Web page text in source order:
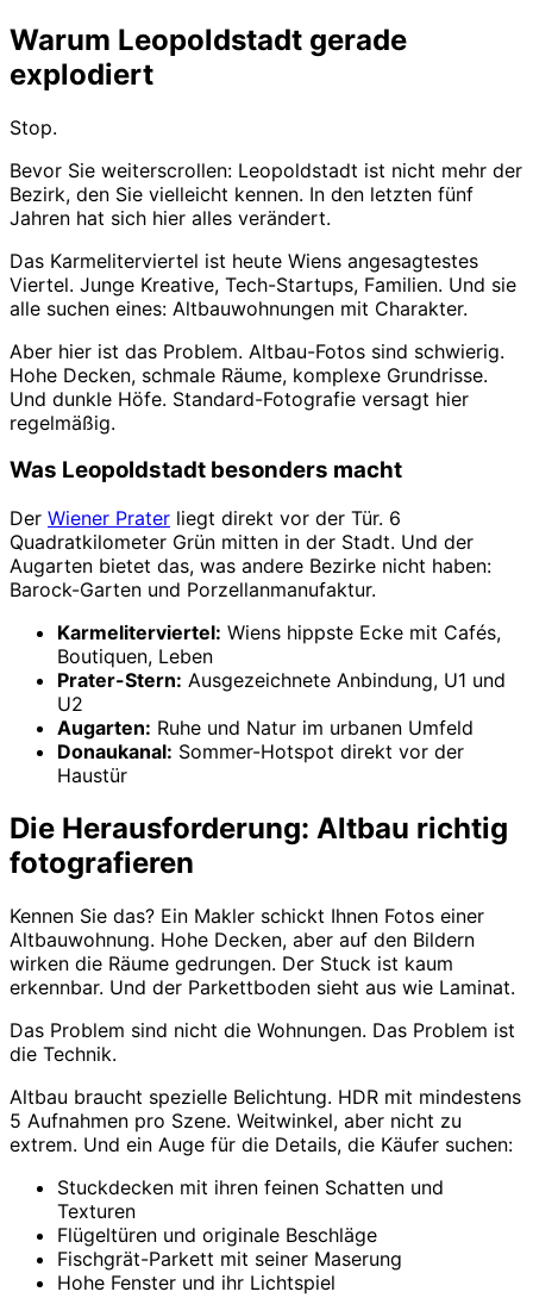
Warum Leopoldstadt gerade
explodiert
Stop.
Bevor Sie weiterscrollen: Leopoldstadt ist nicht mehr der
Bezirk, den Sie vielleicht kennen. In den letzten fünf
Jahren hat sich hier alles verändert.
Das Karmeliterviertel ist heute Wiens angesagtestes
Viertel. Junge Kreative, Tech-Startups, Familien. Und sie
alle suchen eines: Altbauwohnungen mit Charakter.
Aber hier ist das Problem. Altbau-Fotos sind schwierig.
Hohe Decken, schmale Räume, komplexe Grundrisse.
Und dunkle Höfe. Standard-Fotografie versagt hier
regelmäßig.
Was Leopoldstadt besonders macht
Der Wiener Prater liegt direkt vor der Tür. 6
Quadratkilometer Grün mitten in der Stadt. Und der
Augarten bietet das, was andere Bezirke nicht haben:
Barock-Garten und Porzellanmanufaktur.
Karmeliterviertel: Wiens hippste Ecke mit Cafés,
Boutiquen, Leben
Prater-Stern: Ausgezeichnete Anbindung, U1 und
U2
Augarten: Ruhe und Natur im urbanen Umfeld
Donaukanal: Sommer-Hotspot direkt vor der
Haustür
Die Herausforderung: Altbau richtig
fotografieren
Kennen Sie das? Ein Makler schickt Ihnen Fotos einer
Altbauwohnung. Hohe Decken, aber auf den Bildern
wirken die Räume gedrungen. Der Stuck ist kaum
erkennbar. Und der Parkettboden sieht aus wie Laminat.
Das Problem sind nicht die Wohnungen. Das Problem ist
die Technik.
Altbau braucht spezielle Belichtung. HDR mit mindestens
5 Aufnahmen pro Szene. Weitwinkel, aber nicht zu
extrem. Und ein Auge für die Details, die Käufer suchen:
Stuckdecken mit ihren feinen Schatten und
Texturen
Flügeltüren und originale Beschläge
Fischgrät-Parkett mit seiner Maserung
Hohe Fenster und ihr Lichtspiel